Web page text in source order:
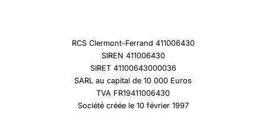
RCS Clermont-Ferrand 411006430
SIREN 411006430
SIRET 41100643000036
SARL au capital de 10 000 Euros
TVA FR19411006430
Société créée le 10 février 1997